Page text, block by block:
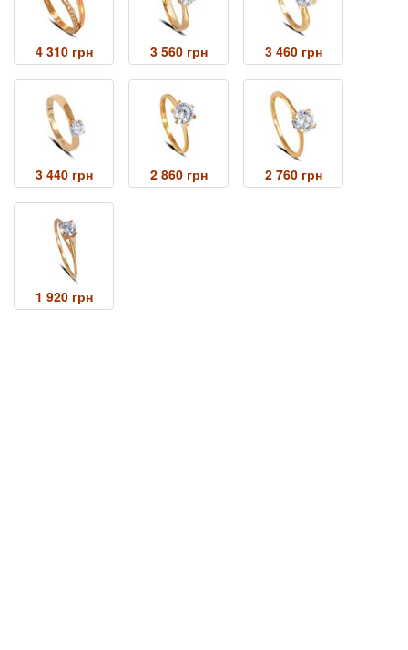
4 310 грн 3 560 грн 3 460 грн
3 440 грн 2 860 грн 2 760 грн
1 920 грн